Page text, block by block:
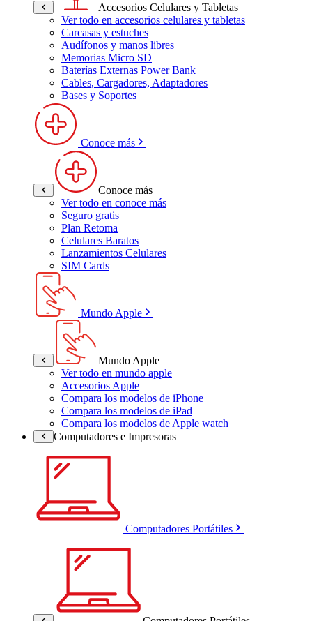
Accesorios Celulares y Tabletas
Ver todo en accesorios celulares y tabletas
Carcasas y estuches
Audífonos y manos libres
Memorias Micro SD
Baterías Externas Power Bank
Cables, Cargadores, Adaptadores
Bases y Soportes
Conoce más
Conoce más
Ver todo en conoce más
Seguro gratis
Plan Retoma
Celulares Baratos
Lanzamientos Celulares
SIM Cards
Mundo Apple
Mundo Apple
Ver todo en mundo apple
Accesorios Apple
Compara los modelos de iPhone
Compara los modelos de iPad
Compara los modelos de Apple watch
Computadores e Impresoras
Computadores Portátiles